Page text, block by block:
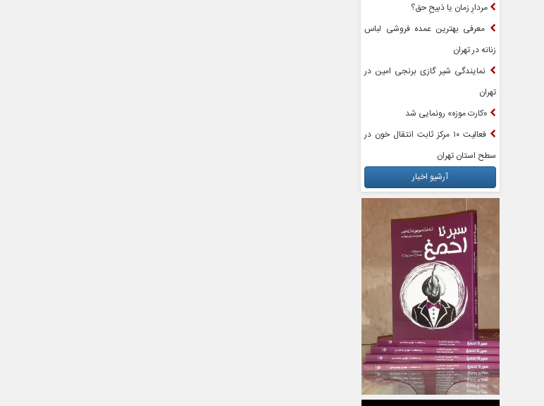
مردارِ زمان یا ذبیحِ حق؟
معرفی بهترین عمده فروشی لباس
زنانه در تهران
نمایندگی شیر گازی برنجی امین در
تهران
«کارت موزه» رونمایی شد
فعالیت ۱۰ مرکز ثابت انتقال خون در
سطح استان تهران
آرشیو اخبار